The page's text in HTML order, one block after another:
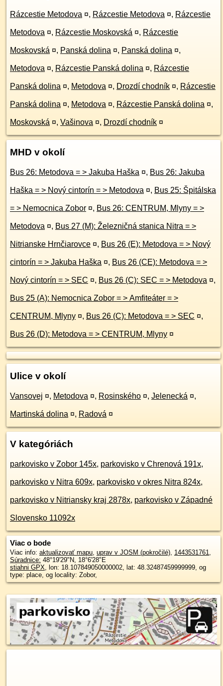
Rázcestie Metodova ¤, Rázcestie Metodova ¤, Rázcestie
Metodova ¤, Rázcestie Moskovská ¤, Rázcestie
Moskovská ¤, Panská dolina ¤, Panská dolina ¤,
Metodova ¤, Rázcestie Panská dolina ¤, Rázcestie
Panská dolina ¤, Metodova ¤, Drozdí chodník ¤, Rázcestie
Panská dolina ¤, Metodova ¤, Rázcestie Panská dolina ¤,
Moskovská ¤, Vašinova ¤, Drozdí chodník ¤
MHD v okolí
Bus 26: Metodova = > Jakuba Haška ¤, Bus 26: Jakuba
Haška = > Nový cintorín = > Metodova ¤, Bus 25: Špitálska
= > Nemocnica Zobor ¤, Bus 26: CENTRUM, Mlyny = >
Metodova ¤, Bus 27 (M): Železničná stanica Nitra = >
Nitrianske Hrnčiarovce ¤, Bus 26 (E): Metodova = > Nový
cintorín = > Jakuba Haška ¤, Bus 26 (CE): Metodova = >
Nový cintorín = > SEC ¤, Bus 26 (C): SEC = > Metodova ¤,
Bus 25 (A): Nemocnica Zobor = > Amfiteáter = >
CENTRUM, Mlyny ¤, Bus 26 (C): Metodova = > SEC ¤,
Bus 26 (D): Metodova = > CENTRUM, Mlyny ¤
Ulice v okolí
Vansovej ¤, Metodova ¤, Rosinského ¤, Jelenecká ¤,
Martinská dolina ¤, Radová ¤
V kategóriách
parkovisko v Zobor 145x, parkovisko v Chrenová 191x,
parkovisko v Nitra 609x, parkovisko v okres Nitra 824x,
parkovisko v Nitriansky kraj 2878x, parkovisko v Západné
Slovensko 11092x
Viac o bode
Viac info: aktualizovať mapu, uprav v JOSM (pokročilé), 1443531761,
Súradnice: 48°19'29"N, 18°6'28"E
stiahni GPX, lon: 18.107849050000002, lat: 48.32487459999999, og
type: place, og locality: Zobor,